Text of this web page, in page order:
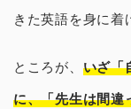
きた英語を身に着
ところが、 いざ「
に、「先生は間違